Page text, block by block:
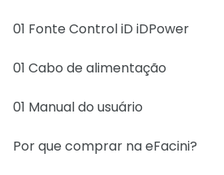
01 Fonte Control iD iDPower
01 Cabo de alimentação
01 Manual do usuário
Por que comprar na eFacini?